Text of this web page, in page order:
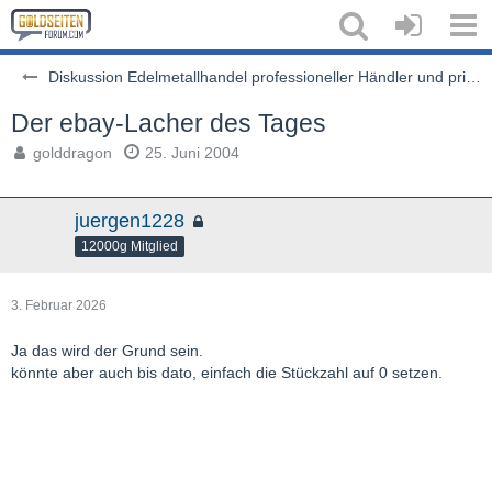
Der ebay-Lacher des Tages
golddragon 25. Juni 2004
juergen1228
12000g Mitglied
3. Februar 2026
Ja das wird der Grund sein.
könnte aber auch bis dato, einfach die Stückzahl auf 0 setzen.